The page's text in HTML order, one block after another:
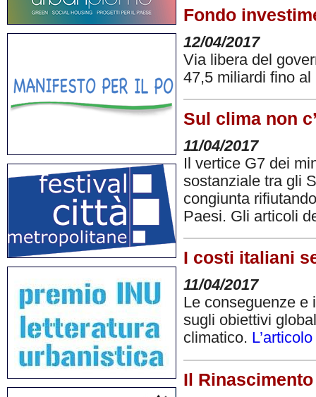
Fondo
12/04/2017
Via libera del
47,5 miliardi fino
Sul clima non
11/04/2017
Il vertice G7 dei
sostanziale tra gli
congiunta
Paesi. Gli articoli
I costi italiani
11/04/2017
Le conseguenze e
sugli obiettivi
climatico.
Il